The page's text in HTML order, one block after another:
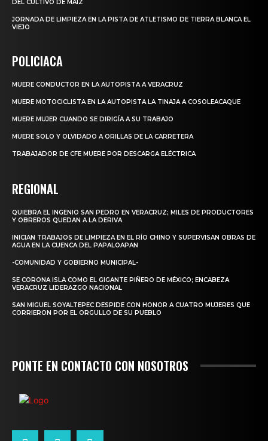
DEL CULTIVO DE MAÍZ
JORNADA DE LIMPIEZA EN LA PISTA DE ATLETISMO DE TIERRA BLANCA EL
VIEJO
POLICIACA
MUERE CONDUCTOR EN LA AUTOPISTA A VERACRUZ
MUERE MOTOCICLISTA EN LA AUTOPISTA LA TINAJA A COSOLEACAQUE
MUERE MUJER CUANDO SE DIRIGÍA A SU TRABAJO
MUERE SOLO Y OLVIDADO A ORILLAS DE LA CARRETERA
TRABAJADOR DE CFE MUERE POR DESCARGA ELÉCTRICA
REGIONAL
QUIEBRA EL INGENIO SAN PEDRO EN VERACRUZ; MILES DE PRODUCTORES
Y OBREROS QUEDAN A LA DERIVA
INICIAN TRABAJOS DE LIMPIEZA EN EL RÍO CHINO Y SUPERVISAN OBRAS DE
AGUA EN LA CUENCA DEL PAPALOAPAN
-COMUNIDAD Y GOBIERNO MUNICIPAL-
SE CORONA ISLA COMO EL GIGANTE PIÑERO DE MÉXICO; ENCABEZA
VERACRUZ LIDERAZGO NACIONAL
SAN MIGUEL SOYALTEPEC DESPIDE CON HONOR A CUATRO MUJERES QUE
CORRIERON POR EL ORGULLO DE SU PUEBLO
PONTE EN CONTACTO CON NOSOTROS